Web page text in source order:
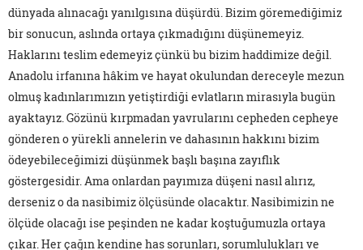
dünyada alınacağı yanılgısına düşürdü. Bizim göremediğimiz
bir sonucun, aslında ortaya çıkmadığını düşünemeyiz.
Haklarını teslim edemeyiz çünkü bu bizim haddimize değil.
Anadolu irfanına hâkim ve hayat okulundan dereceyle mezun
olmuş kadınlarımızın yetiştirdiği evlatların mirasıyla bugün
ayaktayız. Gözünü kırpmadan yavrularını cepheden cepheye
gönderen o yürekli annelerin ve dahasının hakkını bizim
ödeyebileceğimizi düşünmek başlı başına zayıflık
göstergesidir. Ama onlardan payımıza düşeni nasıl alırız,
derseniz o da nasibimiz ölçüsünde olacaktır. Nasibimizin ne
ölçüde olacağı ise peşinden ne kadar koştuğumuzla ortaya
çıkar. Her çağın kendine has sorunları, sorumlulukları ve